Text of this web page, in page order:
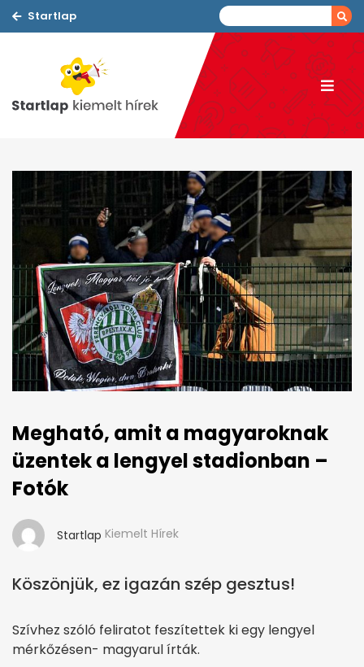
Startlap
Megható, amit a magyaroknak
üzentek a lengyel stadionban –
Fotók
Startlap Kiemelt Hírek
Köszönjük, ez igazán szép gesztus!
Szívhez szóló feliratot feszítettek ki egy lengyel
mérkőzésen- magyarul írták.